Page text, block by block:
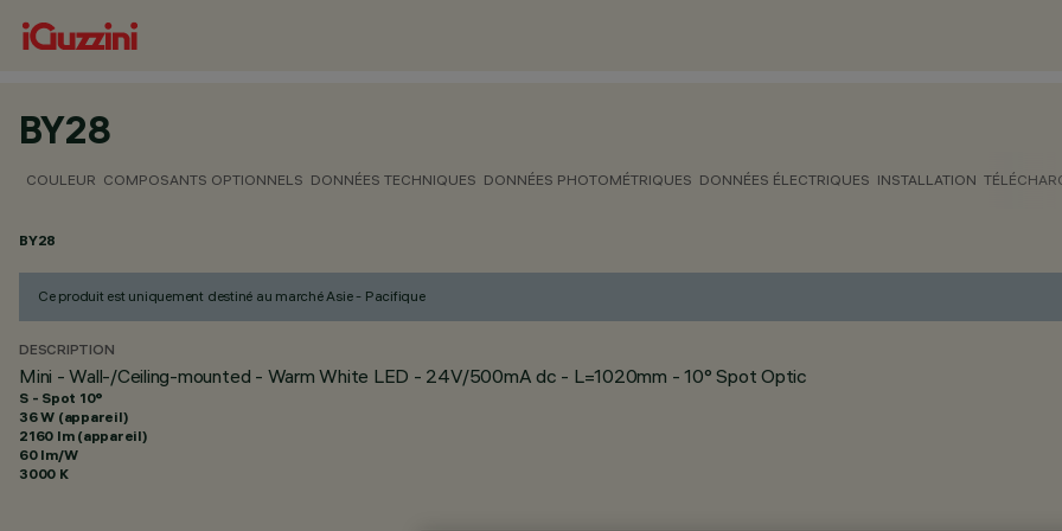
BY28
COULEUR COMPOSANTS OPTIONNELS DONNÉES TECHNIQUES DONNÉES PHOTOMÉTRIQUES DONNÉES ÉLECTRIQUES INSTALLATION
BY28
Ce produit est uniquement destiné au marché Asie - Pacifique
DESCRIPTION
Mini - Wall-/Ceiling-mounted - Warm White LED - 24V/500mA dc - L=1020mm - 10° Spot Optic
S - Spot 10°
36 W (appareil)
2160 lm (appareil)
60 lm/W
3000 K